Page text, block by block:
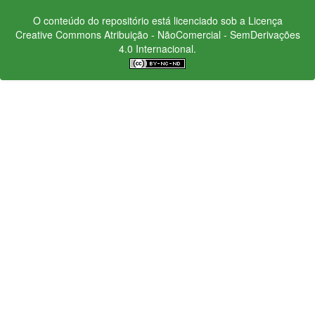
O conteúdo do repositório está licenciado sob a Licença
Creative CommonsAtribuição - NãoComercial - SemDerivações
4.0 Internacional.